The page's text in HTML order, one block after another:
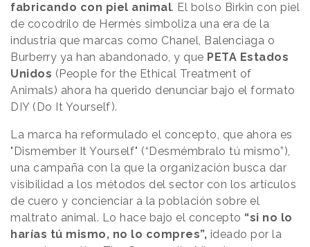
fabricando con piel animal. El bolso Birkin con piel
de cocodrilo de Hermès simboliza una era de la
industria que marcas como Chanel, Balenciaga o
Burberry ya han abandonado, y que PETA Estados
Unidos (People for the Ethical Treatment of
Animals) ahora ha querido denunciar bajo el formato
DIY (Do It Yourself).
La marca ha reformulado el concepto, que ahora es
"Dismember It Yourself" (“Desmémbralo tú mismo”),
una campaña con la que la organización busca dar
visibilidad a los métodos del sector con los artículos
de cuero y concienciar a la población sobre el
maltrato animal. Lo hace bajo el concepto “si no lo
harías tú mismo, no lo compres”, ideado por la